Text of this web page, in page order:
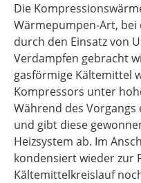
Die
Wärmepumpen-Art, bei
durch den Einsatz von
Verdampfen gebracht
gasförmige Kältemittel
Kompressors unter
Während des
und gibt diese
Heizsystem ab. Im
kondensiert wieder zur
Kältemittelkreislauf